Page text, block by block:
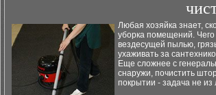
Любая хозяйка знает,
уборка помещений. Чего
вездесущей пылью,
ухаживать за
Еще сложнее с
снаружи, почистить
покрытии - задача не из